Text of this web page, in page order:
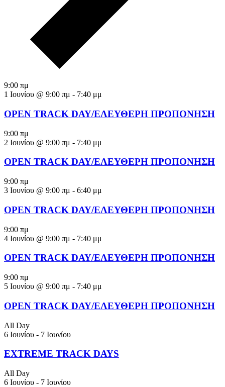
9:00 πμ
1 Ιουνίου @ 9:00 πμ - 7:40 μμ
OPEN TRACK DAY/ΕΛΕΥΘΕΡΗ ΠΡΟΠΟΝΗΣΗ
9:00 πμ
2 Ιουνίου @ 9:00 πμ - 7:40 μμ
OPEN TRACK DAY/ΕΛΕΥΘΕΡΗ ΠΡΟΠΟΝΗΣΗ
9:00 πμ
3 Ιουνίου @ 9:00 πμ - 6:40 μμ
OPEN TRACK DAY/ΕΛΕΥΘΕΡΗ ΠΡΟΠΟΝΗΣΗ
9:00 πμ
4 Ιουνίου @ 9:00 πμ - 7:40 μμ
OPEN TRACK DAY/ΕΛΕΥΘΕΡΗ ΠΡΟΠΟΝΗΣΗ
9:00 πμ
5 Ιουνίου @ 9:00 πμ - 7:40 μμ
OPEN TRACK DAY/ΕΛΕΥΘΕΡΗ ΠΡΟΠΟΝΗΣΗ
All Day
6 Ιουνίου - 7 Ιουνίου
EXTREME TRACK DAYS
All Day
6 Ιουνίου - 7 Ιουνίου